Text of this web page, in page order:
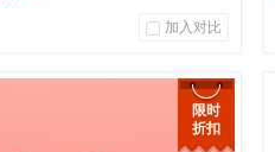
加入对比
限时
折扣